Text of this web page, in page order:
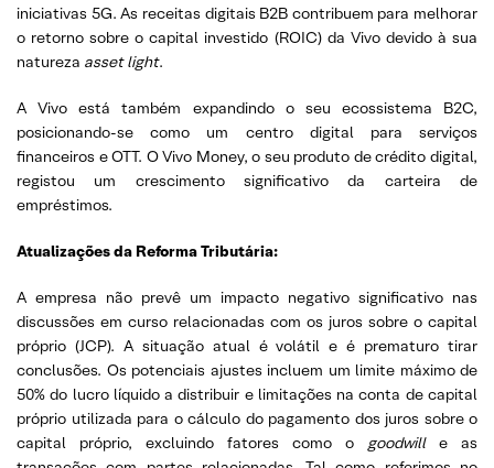
iniciativas 5G. As receitas digitais B2B contribuem para melhorar
o retorno sobre o capital investido (ROIC) da Vivo devido à sua
natureza asset light.
A Vivo está também expandindo o seu ecossistema B2C,
posicionando-se como um centro digital para serviços
financeiros e OTT. O Vivo Money, o seu produto de crédito digital,
registou um crescimento significativo da carteira de
empréstimos.
Atualizações da Reforma Tributária:
A empresa não prevê um impacto negativo significativo nas
discussões em curso relacionadas com os juros sobre o capital
próprio (JCP). A situação atual é volátil e é prematuro tirar
conclusões. Os potenciais ajustes incluem um limite máximo de
50% do lucro líquido a distribuir e limitações na conta de capital
próprio utilizada para o cálculo do pagamento dos juros sobre o
capital próprio, excluindo fatores como o goodwill e as